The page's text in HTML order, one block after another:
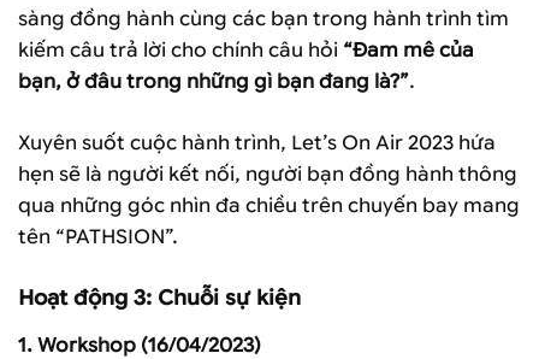
sàng đồng hành cùng các bạn trong hành trình tìm
kiếm câu trả lời cho chính câu hỏi “Đam mê của
bạn, ở đâu trong những gì bạn đang là?”.
Xuyên suốt cuộc hành trình, Let’s On Air 2023 hứa
hẹn sẽ là người kết nối, người bạn đồng hành thông
qua những góc nhìn đa chiều trên chuyến bay mang
tên “PATHSION”.
Hoạt động 3: Chuỗi sự kiện
1. Workshop (16/04/2023)